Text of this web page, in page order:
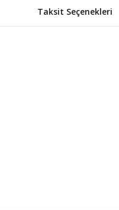
Taksit Seçenekleri